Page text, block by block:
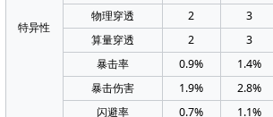
特异性
物理穿透
2 3
算量穿透
2 3
暴击率
0.9% 1.4%
暴击伤害
1.9% 2.8%
闪避率
0.7% 1.1%